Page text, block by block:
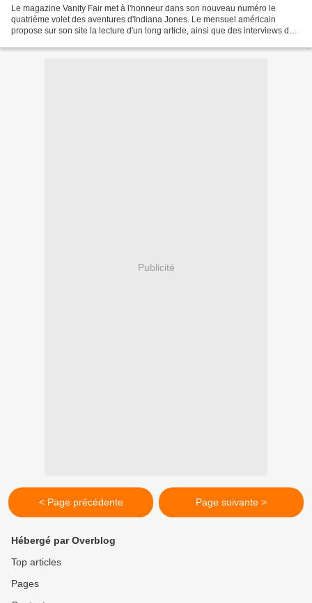
Le magazine Vanity Fair met à l'honneur dans son nouveau numéro le
quatrième volet des aventures d'Indiana Jones. Le mensuel américain
propose sur son site la lecture d'un long article, ainsi que des interviews de
Publicité
< Page précédente Page suivante >
Hébergé par Overblog
Top articles
Pages